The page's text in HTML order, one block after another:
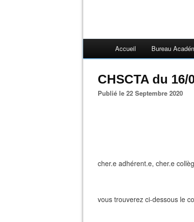
Accueil Bureau
CHSCTA du 16/
Publié le 22 Septembre 2020
cher.e adhérent.e, cher.e
vous trouverez ci-dessous le